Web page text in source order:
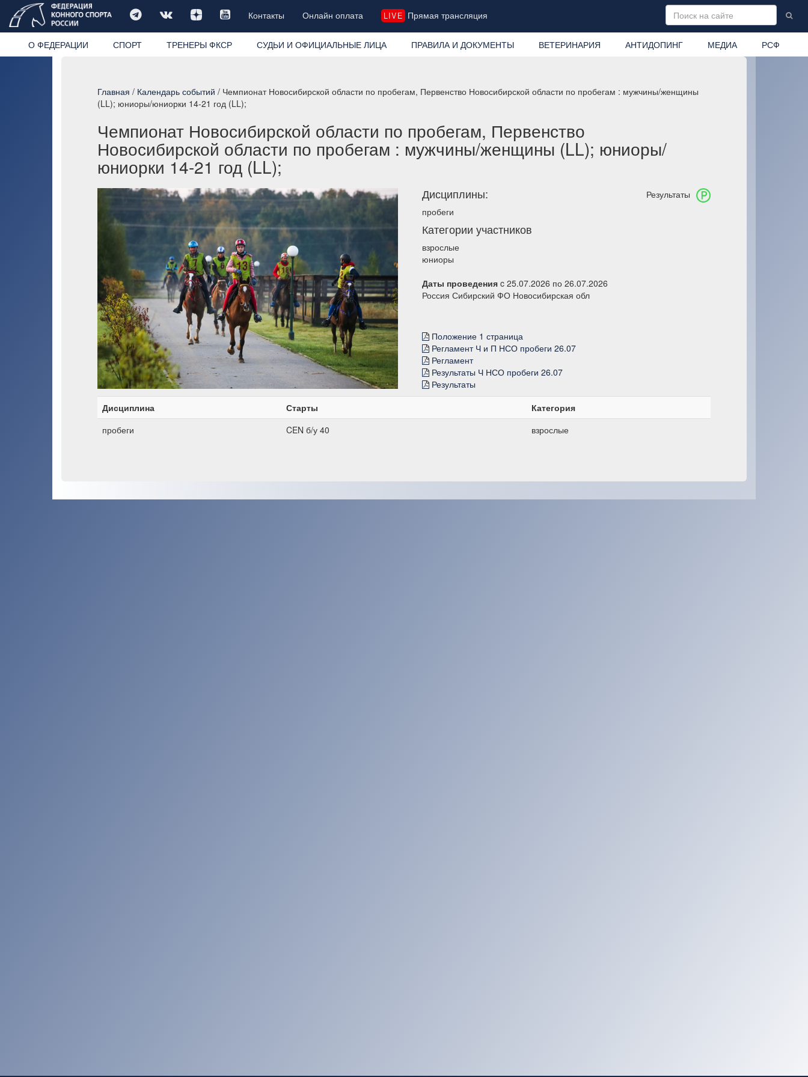
Контакты Онлайн оплата LIVE Прямая трансляция
О ФЕДЕРАЦИИ СПОРТ ТРЕНЕРЫ ФКСР СУДЬИ И ОФИЦИАЛЬНЫЕ ЛИЦА ПРАВИЛА И ДОКУМЕНТЫ ВЕТЕРИНАРИЯ АНТИДОПИНГ МЕДИА РСФ
Главная / Календарь событий / Чемпионат Новосибирской области по пробегам, Первенство Новосибирской области по пробегам : мужчины/женщины
(LL); юниоры/юниорки 14-21 год (LL);
Чемпионат Новосибирской области по пробегам, Первенство
Новосибирской области по пробегам : мужчины/женщины (LL); юниоры/
юниорки 14-21 год (LL);
Результаты
Дисциплины:
пробеги
Категории участников
взрослые
юниоры
Даты проведения c 25.07.2026 по 26.07.2026
Россия Сибирский ФО Новосибирская обл
Положение 1 страница
Регламент Ч и П НСО пробеги 26.07
Регламент
Результаты Ч НСО пробеги 26.07
Результаты
Дисциплина
Старты
Категория
пробеги
CEN б/у 40 взрослые